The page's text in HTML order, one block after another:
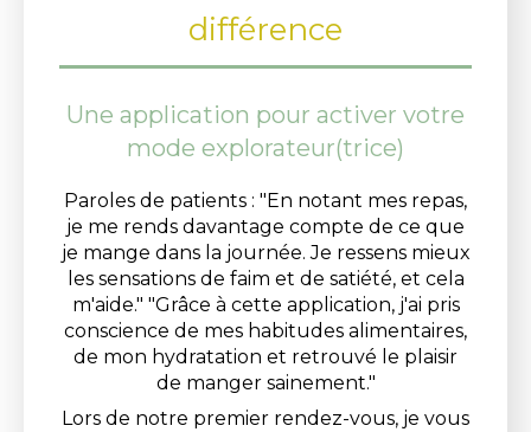
différence
Une application pour activer votre
mode explorateur(trice)
Paroles de patients : "En notant mes repas,
je me rends davantage compte de ce que
je mange dans la journée. Je ressens mieux
les sensations de faim et de satiété, et cela
m'aide." "Grâce à cette application, j'ai pris
conscience de mes habitudes alimentaires,
de mon hydratation et retrouvé le plaisir
de manger sainement."
Lors de notre premier rendez-vous, je vous